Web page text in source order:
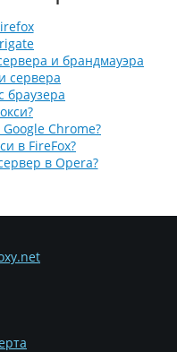
и брандмауэра
сервера
браузера
Chrome?
в FireFox?
в Opera?